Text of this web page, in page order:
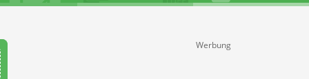
Werbung